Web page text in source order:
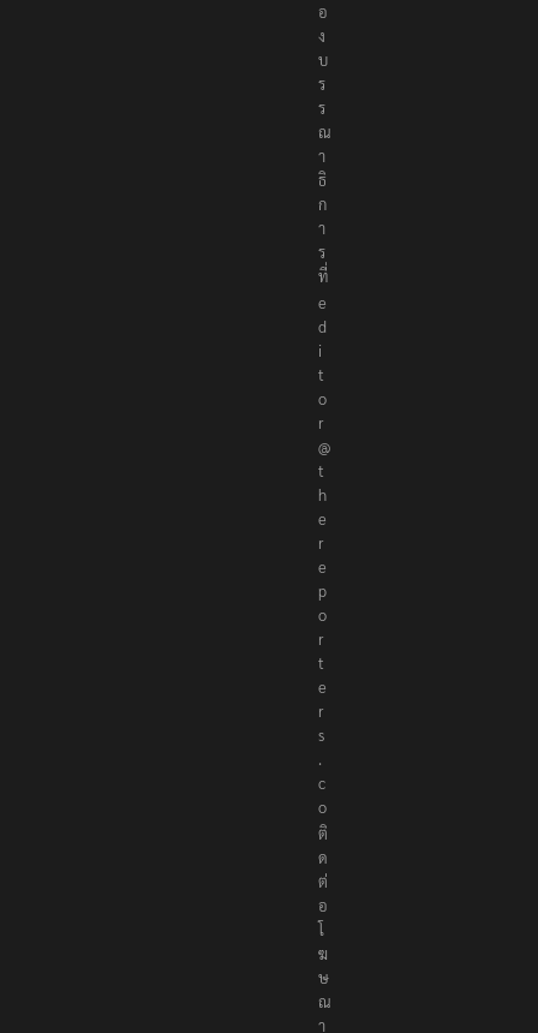
อ
ง
บ
ร
ร
ณ
า
ธิ
ก
า
ร
ที่
e
d
i
t
o
r
@
t
h
e
r
e
p
o
r
t
e
r
s
.
c
o
ติ
ด
ต่
อ
โ
ฆ
ษ
ณ
า